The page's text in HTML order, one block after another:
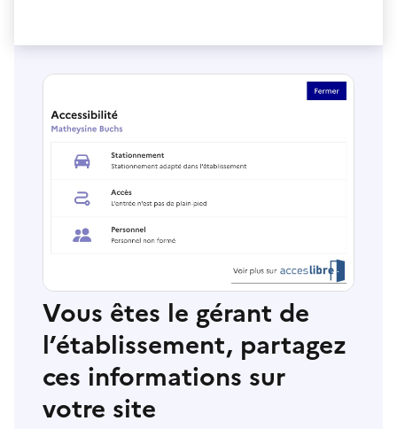
Vous êtes le gérant de
l’établissement, partagez
ces informations sur
votre site